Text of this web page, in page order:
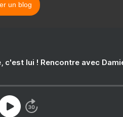
un blog
c'est lui ! Rencontre avec